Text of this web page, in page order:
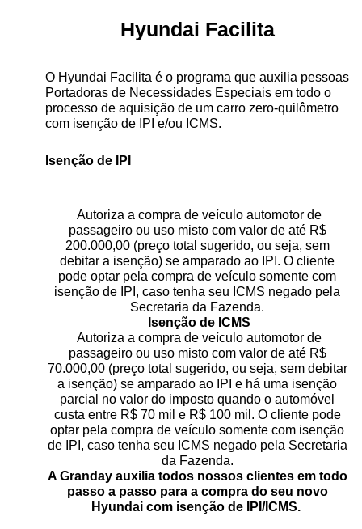
Hyundai Facilita
O Hyundai Facilita é o programa que auxilia pessoas
Portadoras de Necessidades Especiais em todo o
processo de aquisição de um carro zero-quilômetro
com isenção de IPI e/ou ICMS.
Isenção de IPI
Autoriza a compra de veículo automotor de
passageiro ou uso misto com valor de até R$
200.000,00 (preço total sugerido, ou seja, sem
debitar a isenção) se amparado ao IPI. O cliente
pode optar pela compra de veículo somente com
isenção de IPI, caso tenha seu ICMS negado pela
Secretaria da Fazenda.
Isenção de ICMS
Autoriza a compra de veículo automotor de
passageiro ou uso misto com valor de até R$
70.000,00 (preço total sugerido, ou seja, sem debitar
a isenção) se amparado ao IPI e há uma isenção
parcial no valor do imposto quando o automóvel
custa entre R$ 70 mil e R$ 100 mil. O cliente pode
optar pela compra de veículo somente com isenção
de IPI, caso tenha seu ICMS negado pela Secretaria
da Fazenda.
A Granday auxilia todos nossos clientes em todo
passo a passo para a compra do seu novo
Hyundai com isenção de IPI/ICMS.